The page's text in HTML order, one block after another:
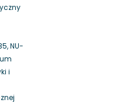
NU-
i